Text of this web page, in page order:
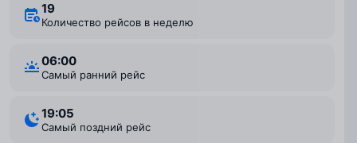
19
Количество рейсов в неделю
06:00
Самый ранний рейс
19:05
Самый поздний рейс